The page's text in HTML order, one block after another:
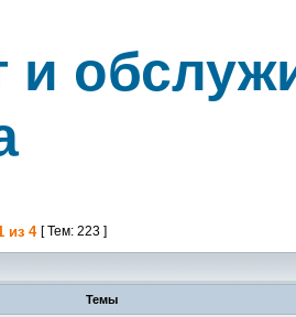
и
из 4 [ Тем: 223 ]
Темы